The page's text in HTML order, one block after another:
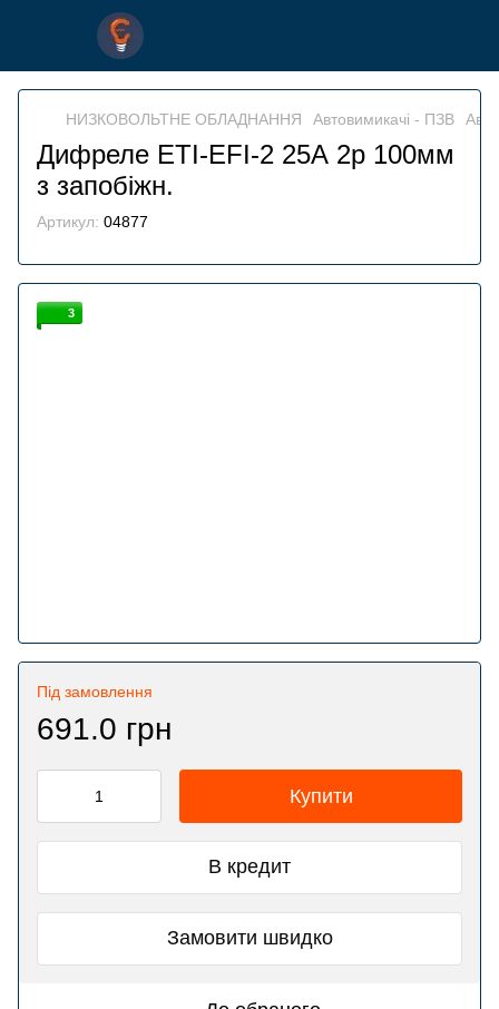
НИЗКОВОЛЬТНЕ ОБЛАДНАННЯ Автовимикачі - ПЗВ
Дифреле ETI-EFI-2 25А 2р 100мм
з запобіжн.
Артикул: 04877
3
Під замовлення
691.0 грн
Купити
В кредит
Замовити швидко